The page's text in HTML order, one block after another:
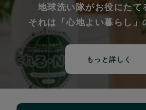
地球洗い隊がお役にたて
それは「心地よい暮らし」
もっと詳しく